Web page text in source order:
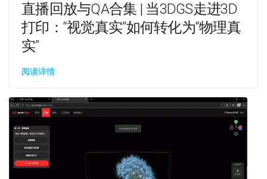
直播回放与QA合集 | 当3DGS走进3D
打印：“视觉真实”如何转化为“物理真
实”
阅读详情